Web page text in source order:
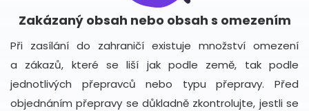
Zakázaný obsah nebo obsah s omezením
Při zasílání do zahraničí existuje množství omezení
a zákazů, které se liší jak podle země, tak podle
jednotlivých přepravců nebo typu přepravy. Před
objednáním přepravy se důkladně zkontrolujte, jestli se